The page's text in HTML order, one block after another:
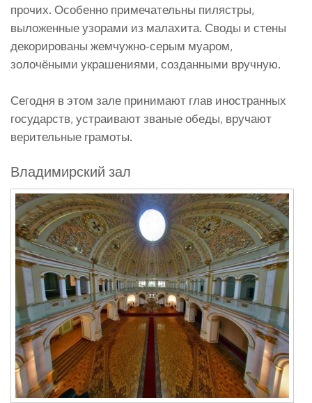
прочих. Особенно примечательны пилястры,
выложенные узорами из малахита. Своды и стены
декорированы жемчужно-серым муаром,
золочёными украшениями, созданными вручную.
Сегодня в этом зале принимают глав иностранных
государств, устраивают званые обеды, вручают
верительные грамоты.
Владимирский зал